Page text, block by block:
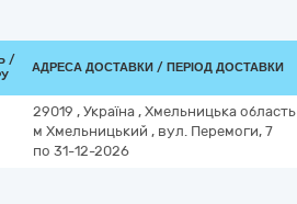
/
АДРЕСА ДОСТАВКИ / ПЕРІОД ДОСТАВКИ
29019 , Україна , Хмельницька область
м Хмельницький , вул. Перемоги, 7
по 31-12-2026